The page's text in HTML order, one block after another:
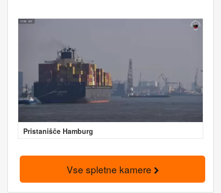
Pristanišče Hamburg
Vse spletne kamere